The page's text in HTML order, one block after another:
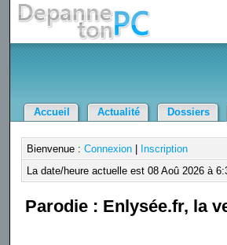
Accueil Actualité Dossiers
Bienvenue : Connexion|
Inscription
La date/heure actuelle est 08 Aoû 2026 à
Parodie : Enlysée.fr, la